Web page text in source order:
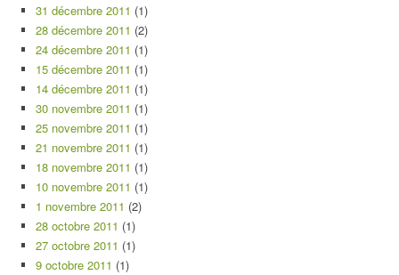
31 décembre 2011 (1)
28 décembre 2011 (2)
24 décembre 2011 (1)
15 décembre 2011 (1)
14 décembre 2011 (1)
30 novembre 2011 (1)
25 novembre 2011 (1)
21 novembre 2011 (1)
18 novembre 2011 (1)
10 novembre 2011 (1)
1 novembre 2011 (2)
28 octobre 2011 (1)
27 octobre 2011 (1)
9 octobre 2011 (1)